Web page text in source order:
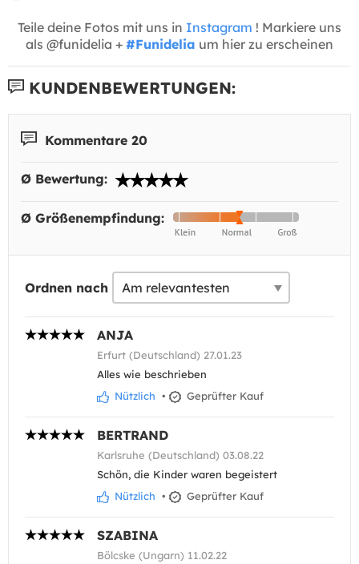
Teile deine Fotos mit uns in Instagram ! Markiere uns
als @funidelia + #Funidelia um hier zu erscheinen
KUNDENBEWERTUNGEN:
Kommentare 20
Ø Bewertung:
Ø Größenempfindung:
Ordnen nach
ANJA
Erfurt (Deutschland) 27.01.23
Alles wie beschrieben
Nützlich • Geprüfter Kauf
BERTRAND
Karlsruhe (Deutschland) 03.08.22
Schön, die Kinder waren begeistert
Nützlich • Geprüfter Kauf
SZABINA
Bölcske (Ungarn) 11.02.22